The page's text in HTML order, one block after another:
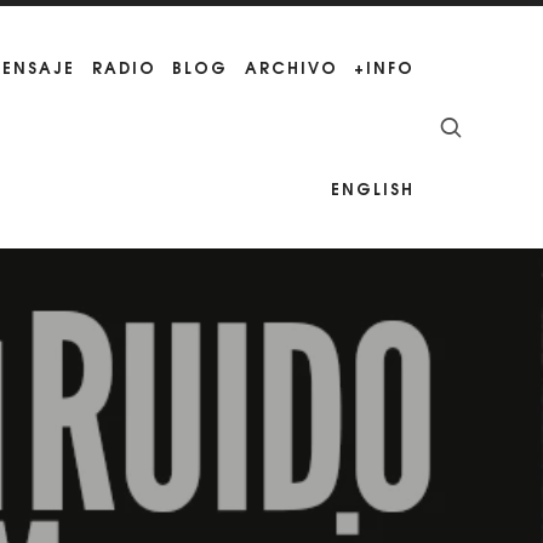
RADIO BLOG ARCHIVO +INFO
ENGLISH